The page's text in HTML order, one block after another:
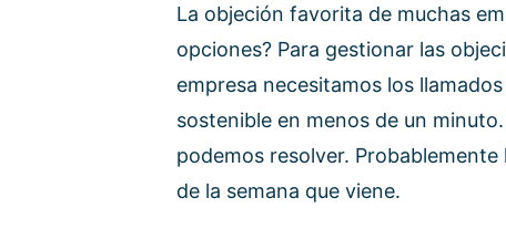
La objeción favorita de muchas
opciones? Para gestionar las
empresa necesitamos los llamados
sostenible en menos de un
podemos resolver.
de la semana que viene.